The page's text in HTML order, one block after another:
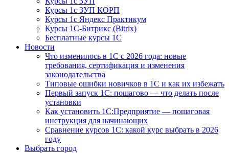
Курсы 1с ЗУП КОРП
Курсы 1с Яндекс Практикум
Курсы 1С-Битрикс (Bitrix)
Бесплатные курсы 1С
Новости
Что изменилось в 1С с 2026 года: новые
требования, сертификация и изменения
законодательства
Типовые ошибки новичков в 1С и как их избежать
Первый запуск 1С: пошагово — что делать после
установки
Как установить 1С:Предприятие — пошаговая
инструкция для начинающих
Сравнение курсов 1С: какой курс выбрать в 2026
году
Выбрать город